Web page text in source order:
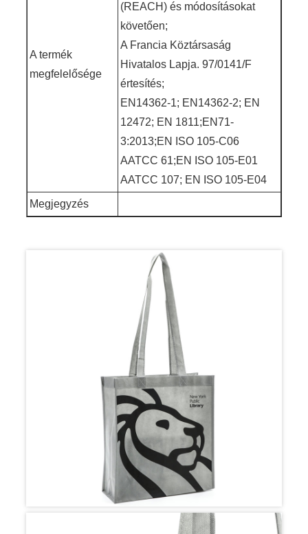
A termék
megfelelősége
(REACH) és módosításokat
követően;
A Francia Köztársaság
Hivatalos Lapja. 97/0141/F
értesítés;
EN14362-1; EN14362-2; EN
12472; EN 1811;EN71-
3:2013;EN ISO 105-C06
AATCC 61;EN ISO 105-E01
AATCC 107; EN ISO 105-E04
Megjegyzés